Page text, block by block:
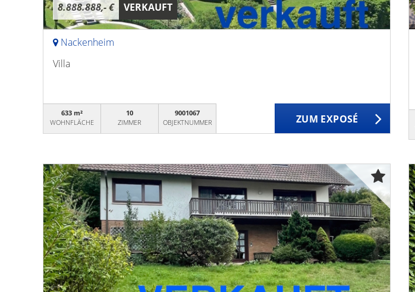
8.888.888,- € VERKAUFT
Nackenheim
Villa
633 m²
WOHNFLÄCHE
10
ZIMMER
9001067
OBJEKTNUMMER
ZUM EXPOSÉ